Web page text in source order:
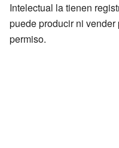
Intelectual la tienen
puede producir ni
permiso.